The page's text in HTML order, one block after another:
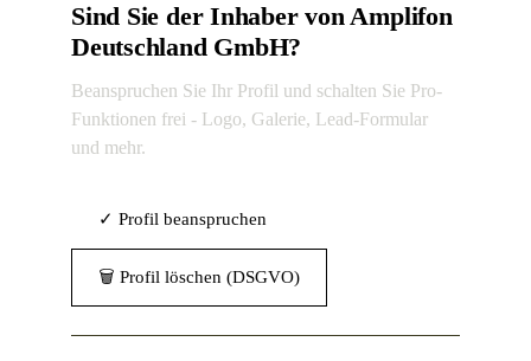
Sind Sie der Inhaber von Amplifon
Deutschland GmbH?
Beanspruchen Sie Ihr Profil und schalten Sie Pro-
Funktionen frei - Logo, Galerie, Lead-Formular
und mehr.
✓ Profil beanspruchen
🗑 Profil löschen (DSGVO)